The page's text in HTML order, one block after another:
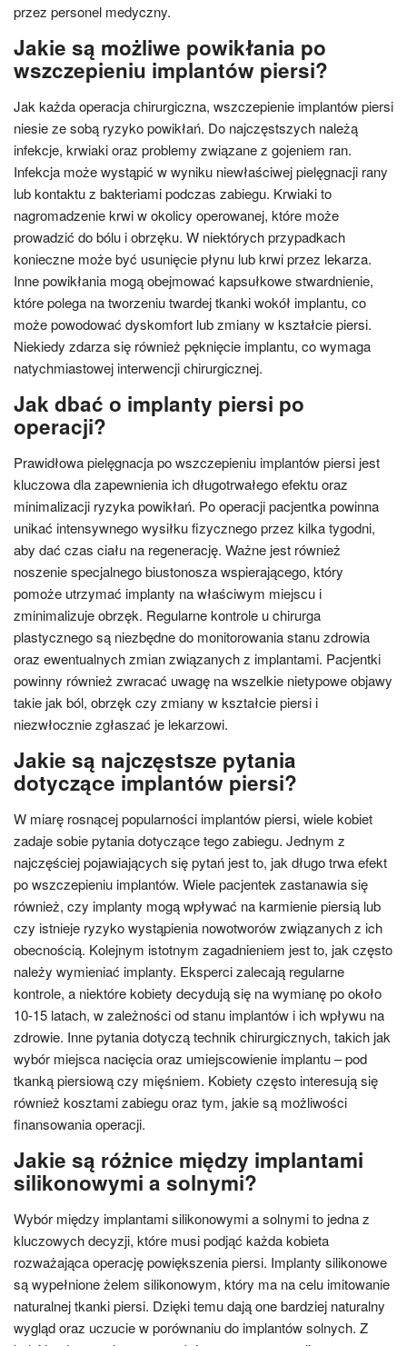
przez personel medyczny.
Jakie są możliwe powikłania po
wszczepieniu implantów piersi?
Jak każda operacja chirurgiczna, wszczepienie implantów piersi
niesie ze sobą ryzyko powikłań. Do najczęstszych należą
infekcje, krwiaki oraz problemy związane z gojeniem ran.
Infekcja może wystąpić w wyniku niewłaściwej pielęgnacji rany
lub kontaktu z bakteriami podczas zabiegu. Krwiaki to
nagromadzenie krwi w okolicy operowanej, które może
prowadzić do bólu i obrzęku. W niektórych przypadkach
konieczne może być usunięcie płynu lub krwi przez lekarza.
Inne powikłania mogą obejmować kapsułkowe stwardnienie,
które polega na tworzeniu twardej tkanki wokół implantu, co
może powodować dyskomfort lub zmiany w kształcie piersi.
Niekiedy zdarza się również pęknięcie implantu, co wymaga
natychmiastowej interwencji chirurgicznej.
Jak dbać o implanty piersi po
operacji?
Prawidłowa pielęgnacja po wszczepieniu implantów piersi jest
kluczowa dla zapewnienia ich długotrwałego efektu oraz
minimalizacji ryzyka powikłań. Po operacji pacjentka powinna
unikać intensywnego wysiłku fizycznego przez kilka tygodni,
aby dać czas ciału na regenerację. Ważne jest również
noszenie specjalnego biustonosza wspierającego, który
pomoże utrzymać implanty na właściwym miejscu i
zminimalizuje obrzęk. Regularne kontrole u chirurga
plastycznego są niezbędne do monitorowania stanu zdrowia
oraz ewentualnych zmian związanych z implantami. Pacjentki
powinny również zwracać uwagę na wszelkie nietypowe objawy
takie jak ból, obrzęk czy zmiany w kształcie piersi i
niezwłocznie zgłaszać je lekarzowi.
Jakie są najczęstsze pytania
dotyczące implantów piersi?
W miarę rosnącej popularności implantów piersi, wiele kobiet
zadaje sobie pytania dotyczące tego zabiegu. Jednym z
najczęściej pojawiających się pytań jest to, jak długo trwa efekt
po wszczepieniu implantów. Wiele pacjentek zastanawia się
również, czy implanty mogą wpływać na karmienie piersią lub
czy istnieje ryzyko wystąpienia nowotworów związanych z ich
obecnością. Kolejnym istotnym zagadnieniem jest to, jak często
należy wymieniać implanty. Eksperci zalecają regularne
kontrole, a niektóre kobiety decydują się na wymianę po około
10-15 latach, w zależności od stanu implantów i ich wpływu na
zdrowie. Inne pytania dotyczą technik chirurgicznych, takich jak
wybór miejsca nacięcia oraz umiejscowienie implantu – pod
tkanką piersiową czy mięśniem. Kobiety często interesują się
również kosztami zabiegu oraz tym, jakie są możliwości
finansowania operacji.
Jakie są różnice między implantami
silikonowymi a solnymi?
Wybór między implantami silikonowymi a solnymi to jedna z
kluczowych decyzji, które musi podjąć każda kobieta
rozważająca operację powiększenia piersi. Implanty silikonowe
są wypełnione żelem silikonowym, który ma na celu imitowanie
naturalnej tkanki piersi. Dzięki temu dają one bardziej naturalny
wygląd oraz uczucie w porównaniu do implantów solnych. Z